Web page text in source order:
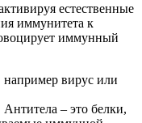
естественные
иммунитета к
иммунный
например вирус или
– это белки,